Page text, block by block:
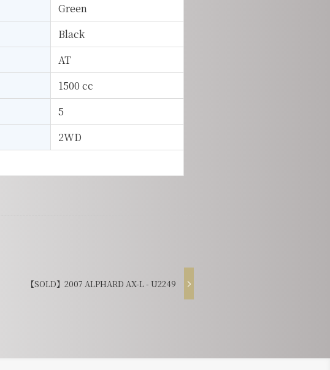
Green
Black
AT
1500 cc
5
2WD
【SOLD】2007 ALPHARD AX-L - U2249